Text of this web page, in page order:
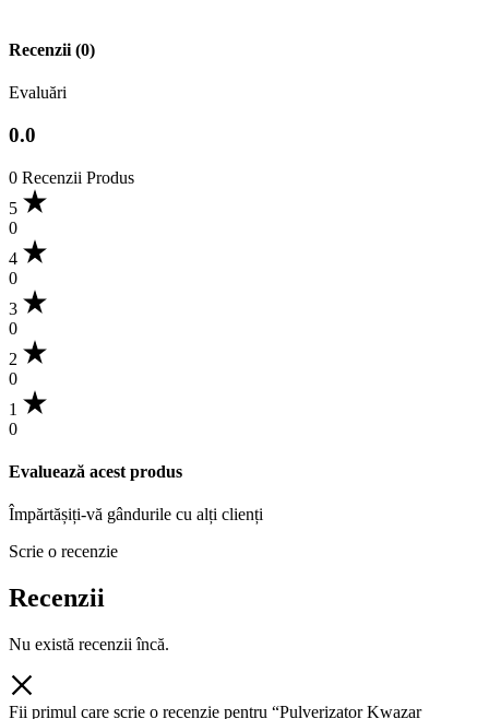
Recenzii (0)
Evaluări
0.0
0 Recenzii Produs
5
0
4
0
3
0
2
0
1
0
Evaluează acest produs
Împărtășiți-vă gândurile cu alți clienți
Scrie o recenzie
Recenzii
Nu există recenzii încă.
Fii primul care scrie o recenzie pentru “Pulverizator Kwazar